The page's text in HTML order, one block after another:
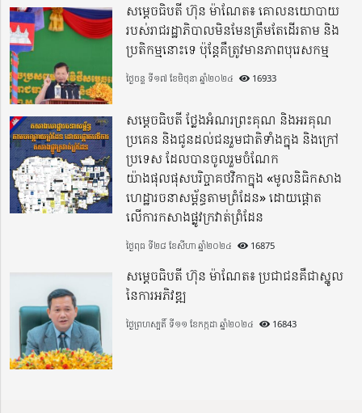
សម្តេចធិបតី ហ៊ុន ម៉ាណែត៖ គោលនយោបាយ
របស់រាជរដ្ឋាភិបាលមិនមែនត្រឹមតែដើរតាម និង
ប្រតិកម្មនោះទេ ប៉ុន្តែគឺត្រូវមានភាពបុរេសកម្ម
ថ្ងៃចន្ទ ទី១៧ ខែមិថុនា ឆ្នាំ២០២៤ 16933
សម្តេចធិបតី ថ្លែងអំណរព្រះគុណ និងអរគុណ
ប្រគេន និងជូនដល់ជនរួមជាតិទាំងក្នុង​ និងក្រៅ
ប្រទេស​ ដែលបានចូលរួមចំណែក
យ៉ាងផុលផុសបរិច្ចាគថវិកាក្នុង «មូលនិធិកសាង
ហេដ្ឋារចនាសម្ព័ន្ធតាមព្រំដែន» ដោយផ្ដោត
លើការកសាងផ្លូវក្រវាត់ព្រំដែន
ថ្ងៃពុធ ទី២៨ ខែសីហា ឆ្នាំ២០២៤ 16875
សម្តេចធិបតី ហ៊ុន ម៉ាណែត៖ ប្រជាជនគឺជាស្នូល
នៃការអភិវឌ្ឍ
ថ្ងៃព្រហស្បតិ៍ ទី១១ ខែកក្កដា ឆ្នាំ២០២៤ 16843